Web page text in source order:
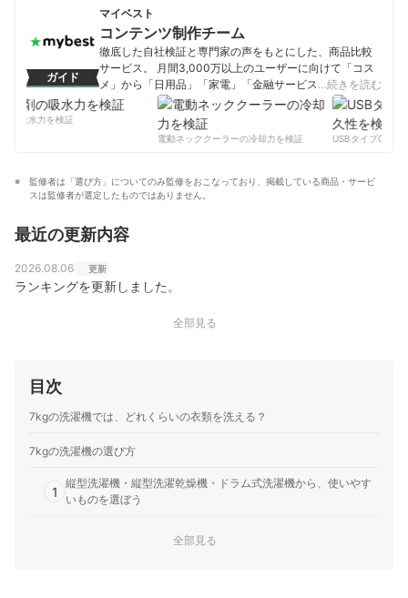
し、全国から集配可能なクリーニング店の運営も行う。
「洗濯ハカセ」として雑誌やFacebook・ twitter・
instagram等のSNSなどで家庭向けの洗濯のアドバイスを
行い、勉強会を開催するなどして地域を盛り上げる活動
にも精力的に取り組んでいる。
神崎健輔のプロフィール
ガイド
マイベスト
コンテンツ制作チーム
徹底した自社検証と専門家の声をもとにした、商品比較
サービス。 月間3,000万以上のユーザーに向けて「コス
メ」から「日用品」「家電」「金融サービス」まで、ベ
ストな商品を選んでもらうために、毎日コンテンツを制
コンテンツ制作チームのプロフィール
…続きを読む
吸水力を検証
電動ネッククーラーの冷却力を検証
USBタイプCケー
監修者は「選び方」についてのみ監修をおこなっており、掲載している商品・サービ
スは監修者が選定したものではありません。
最近の更新内容
2026.08.06 更新
ランキングを更新しました。
全部見る
目次
7kgの洗濯機では、どれくらいの衣類を洗える？
7kgの洗濯機の選び方
1
縦型洗濯機・縦型洗濯乾燥機・ドラム式洗濯機から、使いやす
いものを選ぼう
夜間・早朝に洗濯するなら、静音性が高いモデルをチョイス
全部見る